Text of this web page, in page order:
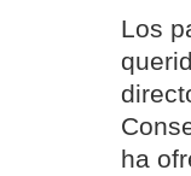
Los
ha